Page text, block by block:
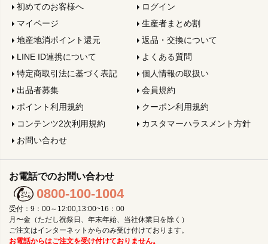
初めてのお客様へ
ログイン
マイページ
生産者まとめ割
地産地消ポイント還元
返品・交換について
LINE ID連携について
よくある質問
特定商取引法に基づく表記
個人情報の取扱い
出品者募集
会員規約
ポイント利用規約
クーポン利用規約
コンテンツ2次利用規約
カスタマーハラスメント方針
お問い合わせ
お電話でのお問い合わせ
0800-100-1004
受付：9：00～12:00,13:00~16：00
月〜金（ただし祝祭日、年末年始、当社休業日を除く）
ご注文はインターネットからのみ受け付けております。
お電話からはご注文を受け付けておりません。